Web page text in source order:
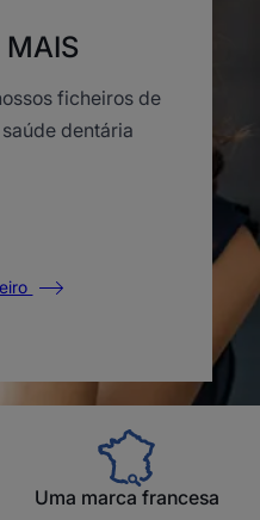
MAIS
ficheiros de
dentária
Uma marca francesa